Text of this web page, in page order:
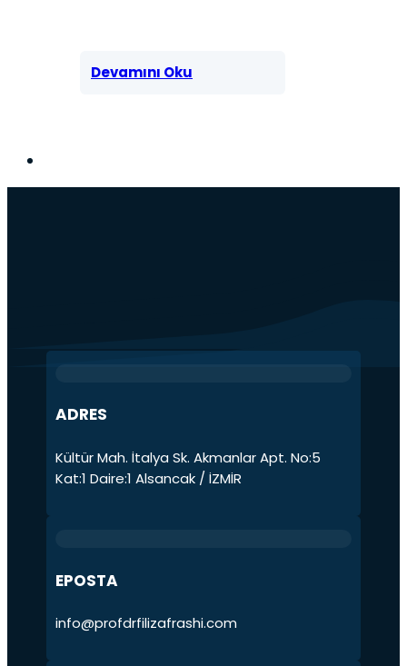
Devamını Oku
ADRES
Kültür Mah. İtalya Sk. Akmanlar Apt. No:5
Kat:1 Daire:1 Alsancak / İZMİR
EPOSTA
info@profdrfilizafrashi.com